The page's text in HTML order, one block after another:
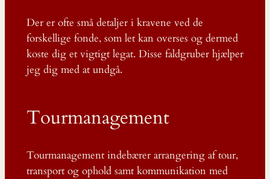
Der er ofte små detaljer i kravene ved de
forskellige fonde, som let kan overses og dermed
koste dig et vigtigt legat. Disse faldgruber hjælper
jeg dig med at undgå.
Tourmanagement
Tourmanagement indebærer arrangering af tour,
transport og ophold samt kommunikation med